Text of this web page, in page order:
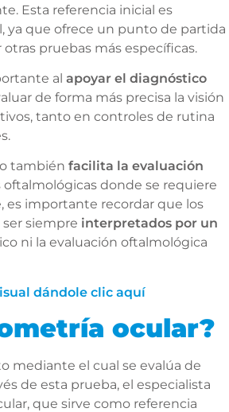
Esta referencia inicial es
ya que ofrece un punto de partida
pruebas más específicas.
al apoyar el diagnóstico
de forma más precisa la visión
tanto en controles de rutina
también facilita la evaluación
donde se requiere
es importante recordar que los
siempre interpretados por un
ni la evaluación oftalmológica
dándole clic aquí
ocular?
mediante el cual se evalúa de
de esta prueba, el especialista
que sirve como referencia